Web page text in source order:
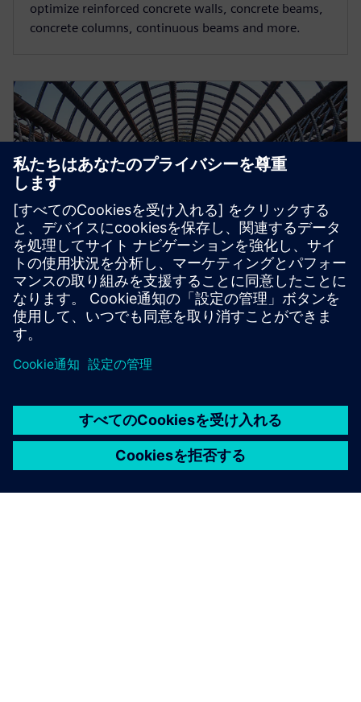
optimize reinforced concrete walls, concrete beams,
concrete columns, continuous beams and more.
STRUCTURAL ANALYSIS FOR AEC
Structural design software for deep and shallow
foundation analysis and design, supporting civil,
structural and geotechnical engineers.